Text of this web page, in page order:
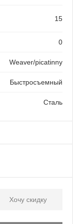
15
0
Weaver/picatinny
Быстросъемный
Сталь
Хочу скидку